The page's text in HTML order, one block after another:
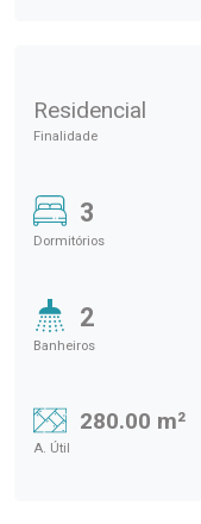
Residencial
Finalidade
3
Dormitórios
2
Banheiros
280.00 m²
A. Útil